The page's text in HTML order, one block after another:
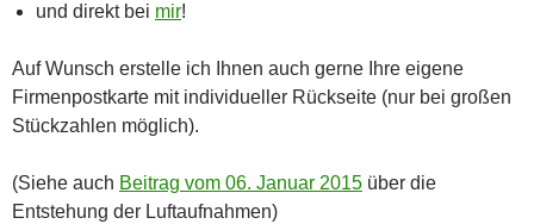
und direkt bei mir!
Auf Wunsch erstelle ich Ihnen auch gerne Ihre eigene
Firmenpostkarte mit individueller Rückseite (nur bei großen
Stückzahlen möglich).
(Siehe auch Beitrag vom 06. Januar 2015 über die
Entstehung der Luftaufnahmen)